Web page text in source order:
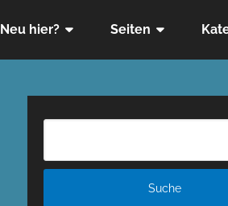
Neu hier? Seiten